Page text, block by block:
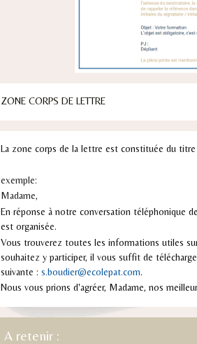
ZONE CORPS DE LETTRE
La zone corps de la lettre est constituée du
exemple:
Madame,
En réponse à notre conversation téléphonique
est organisée.
Vous trouverez toutes les informations utiles
souhaitez y participer, il vous suffit de
suivante :s.boudier@ecolepat.com.
Nous vous prions d'agréer, Madame, nos
A retenir :